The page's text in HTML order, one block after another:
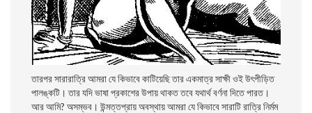
তারপর সারারাত্রি আমরা যে কিভাবে কাটিয়েছি তার একমাত্র সাক্ষী ওই উৎপীড়িত
পালঙ্কটি। তার যদি ভাষা প্রকাশের উপায় থাকত তবে যথার্থ বর্ণনা দিতে পারত।
আর আমি? অসম্ভব। উন্মত্তপ্রায় অবস্থায় আমরা যে কিভাবে সারাটি রাত্রি নির্মম